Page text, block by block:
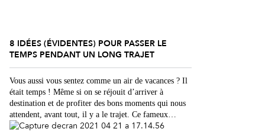
8 IDÉES (ÉVIDENTES) POUR PASSER LE
TEMPS PENDANT UN LONG TRAJET
Vous aussi vous sentez comme un air de vacances ? Il
était temps ! Même si on se réjouit d’arriver à
destination et de profiter des bons moments qui nous
attendent, avant tout, il y a le trajet. Ce fameux
voyage de quelques heures qui passe plus lentement